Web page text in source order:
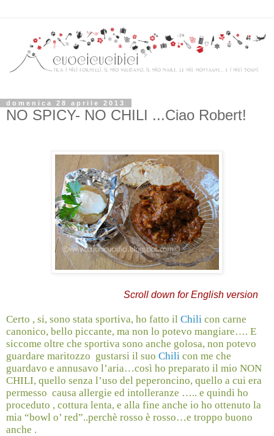
domenica 28 aprile 2013
NO SPICY- NO CHILI ...Ciao Robert!
Scroll down for English version
Certo , si, sono stata sportiva, ho fatto il Chili con carne
canonico, bello piccante, ma non lo potevo mangiare…. E
siccome oltre che sportiva sono anche golosa, non potevo
guardare maritozzo gustarsi il suo Chili con me che
guardavo e annusavo l’aria…così ho preparato il mio NON
CHILI, quello senza l’uso del peperoncino, quello a cui era
permesso causa allergie ed intolleranze ….. e quindi ho
proceduto , cottura lenta, e alla fine anche io ho ottenuto la
mia “bowl o’ red”..perchè rosso è rosso…e troppo buono
anche .